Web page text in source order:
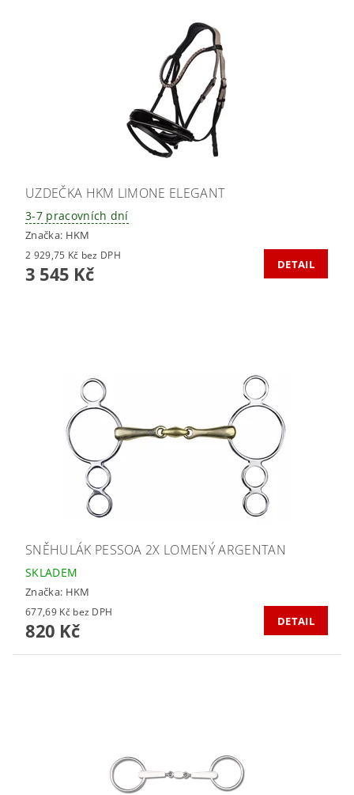
UZDEČKA HKM LIMONE ELEGANT
3-7 pracovních dní
Značka: HKM
2 929,75 Kč bez DPH
3 545 Kč DETAIL
SNĚHULÁK PESSOA 2X LOMENÝ ARGENTAN
SKLADEM
Značka: HKM
677,69 Kč bez DPH
820 Kč DETAIL